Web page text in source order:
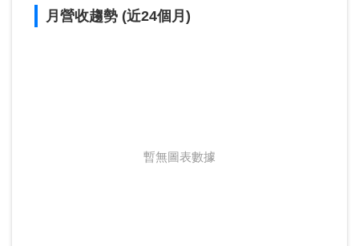
月營收趨勢 (近24個月)
暫無圖表數據